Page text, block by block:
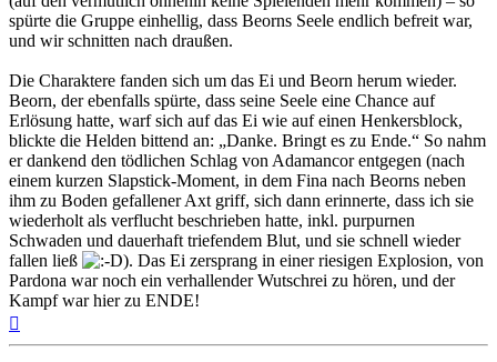
spürte die Gruppe einhellig, dass Beorns Seele endlich befreit war,
und wir schnitten nach draußen.
Die Charaktere fanden sich um das Ei und Beorn herum wieder.
Beorn, der ebenfalls spürte, dass seine Seele eine Chance auf
Erlösung hatte, warf sich auf das Ei wie auf einen Henkersblock,
blickte die Helden bittend an: „Danke. Bringt es zu Ende.“ So nahm
er dankend den tödlichen Schlag von Adamancor entgegen (nach
einem kurzen Slapstick-Moment, in dem Fina nach Beorns neben
ihm zu Boden gefallener Axt griff, sich dann erinnerte, dass ich sie
wiederholt als verflucht beschrieben hatte, inkl. purpurnen
Schwaden und dauerhaft triefendem Blut, und sie schnell wieder
fallen ließ
). Das Ei zersprang in einer riesigen Explosion, von
Pardona war noch ein verhallender Wutschrei zu hören, und der
Kampf war hier zu ENDE!